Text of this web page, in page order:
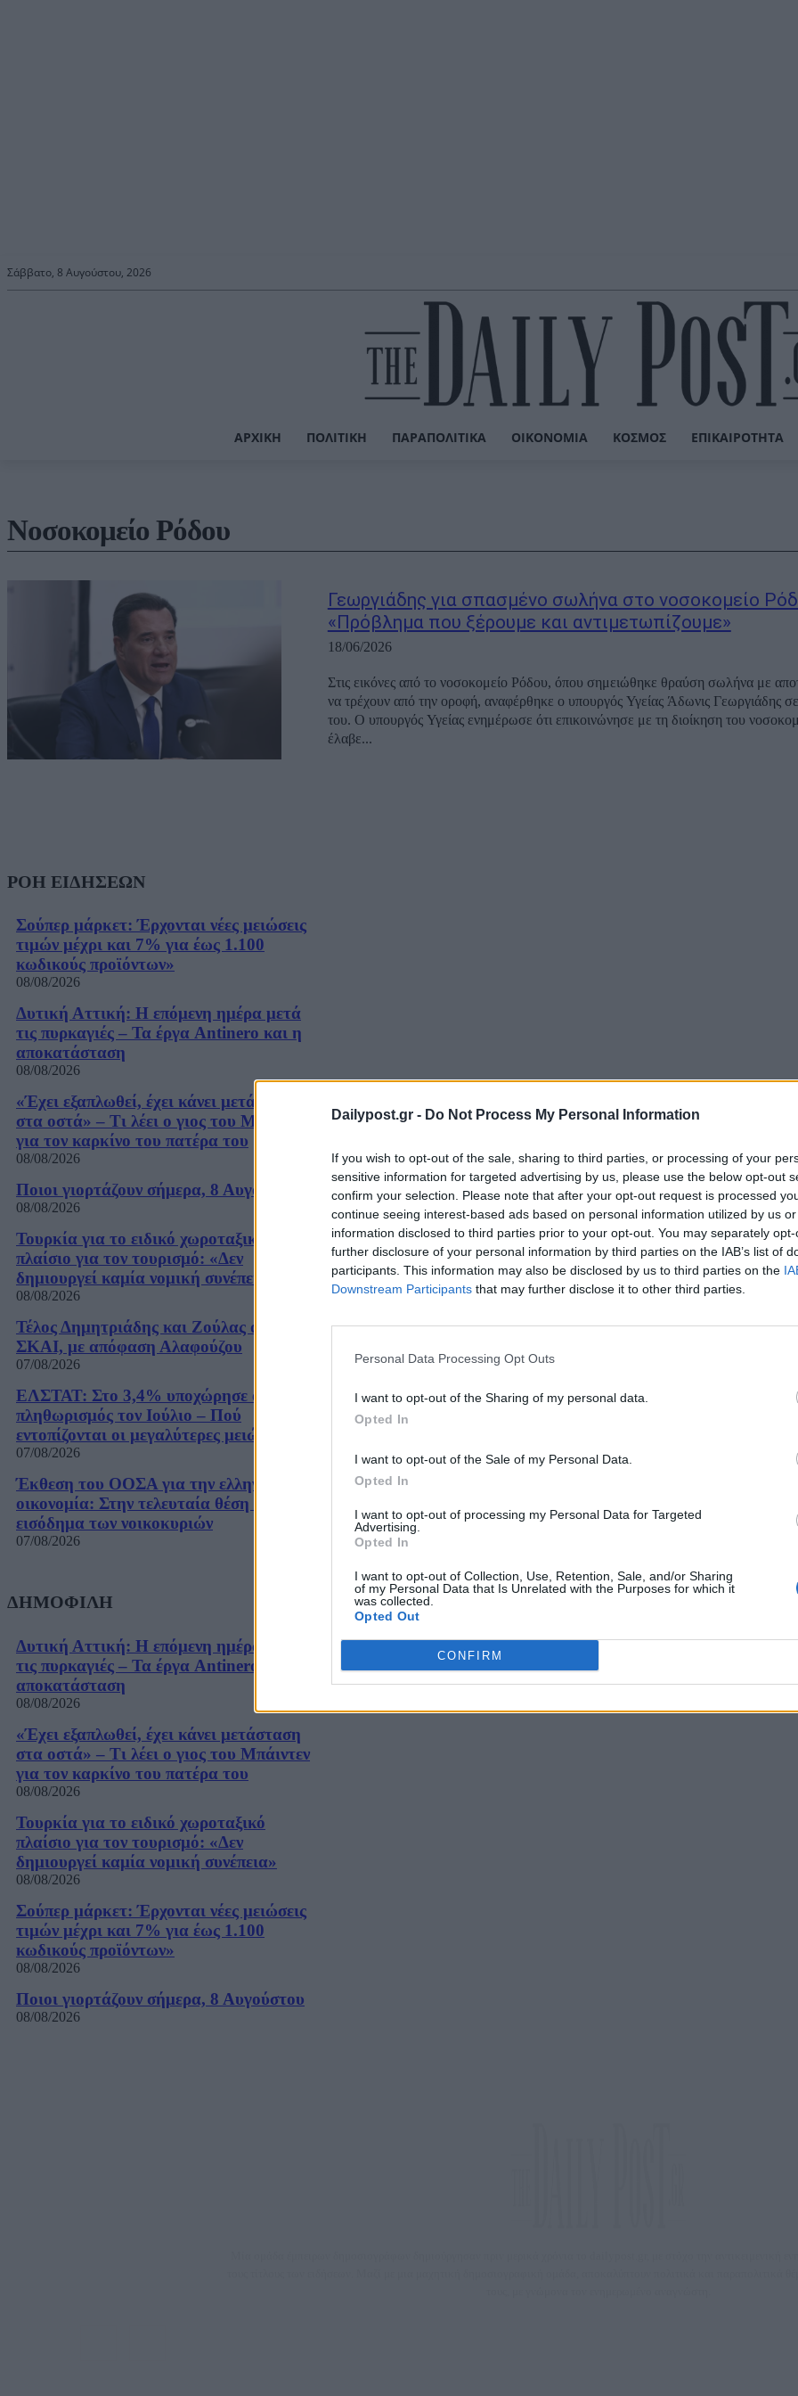
Dailypost.gr - Do Not Process My Personal Information
If you wish to opt-out of the sale, sharing to third parties, or processing of your
sensitive information for targeted advertising by us, please use the below opt-out
confirm your selection. Please note that after your opt-out request is processed
continue seeing interest-based ads based on personal information utilized by us
information disclosed to third parties prior to your opt-out. You may separately
further disclosure of your personal information by third parties on the IAB’s list of
participants. This information may also be disclosed by us to third parties on the
Downstream Participants that may further disclose it to other third parties.
Personal Data Processing Opt Outs
I want to opt-out of the Sharing of my personal data.
Opted In
I want to opt-out of the Sale of my Personal Data.
Opted In
I want to opt-out of processing my Personal Data for Targeted
Advertising.
Opted In
I want to opt-out of Collection, Use, Retention, Sale, and/or Sharing
of my Personal Data that Is Unrelated with the Purposes for which it
was collected.
Opted Out
CONFIRM
Σάββατο, 8 Αυγούστου, 2026
ΑΡΧΙΚΉ ΠΟΛΙΤΙΚΉ ΠΑΡΑΠΟΛΙΤΙΚΆ ΟΙΚΟΝΟΜΊΑ ΚΌΣΜΟΣ ΕΠΙΚΑΙΡΌΤΗΤΑ
Νοσοκομείο Ρόδου
Γεωργιάδης για σπασμένο σωλήνα στο νοσοκομείο
«Πρόβλημα που ξέρουμε και αντιμετωπίζουμε»
18/06/2026
Στις εικόνες από το νοσοκομείο Ρόδου, όπου σημειώθηκε θραύση σωλήνα με
να τρέχουν από την οροφή, αναφέρθηκε ο υπουργός Υγείας Άδωνις Γεωργιάδης
του. Ο υπουργός Υγείας ενημέρωσε ότι επικοινώνησε με τη διοίκηση του
έλαβε...
ΡΟΗ ΕΙΔΗΣΕΩΝ
Σούπερ μάρκετ: Έρχονται νέες μειώσεις
τιμών μέχρι και 7% για έως 1.100
κωδικούς προϊόντων»
08/08/2026
Δυτική Αττική: Η επόμενη ημέρα μετά
τις πυρκαγιές – Τα έργα Antinero και η
αποκατάσταση
08/08/2026
«Έχει εξαπλωθεί, έχει κάνει μετάσταση
στα οστά» – Τι λέει ο γιος του Μπάιντεν
για τον καρκίνο του πατέρα του
08/08/2026
Ποιοι γιορτάζουν σήμερα, 8 Αυγούστου
08/08/2026
Τουρκία για το ειδικό χωροταξικό
πλαίσιο για τον τουρισμό: «Δεν
δημιουργεί καμία νομική συνέπεια»
08/08/2026
Τέλος Δημητριάδης και Ζούλας από τον
ΣΚΑΙ, με απόφαση Αλαφούζου
07/08/2026
ΕΛΣΤΑΤ: Στο 3,4% υποχώρησε ο
πληθωρισμός τον Ιούλιο – Πού
εντοπίζονται οι μεγαλύτερες μειώσεις
07/08/2026
Έκθεση του ΟΟΣΑ για την ελληνική
οικονομία: Στην τελευταία θέση το
εισόδημα των νοικοκυριών
07/08/2026
ΔΗΜΟΦΙΛΗ
Δυτική Αττική: Η επόμενη ημέρα μετά
τις πυρκαγιές – Τα έργα Antinero και η
αποκατάσταση
08/08/2026
«Έχει εξαπλωθεί, έχει κάνει μετάσταση
στα οστά» – Τι λέει ο γιος του Μπάιντεν
για τον καρκίνο του πατέρα του
08/08/2026
Τουρκία για το ειδικό χωροταξικό
πλαίσιο για τον τουρισμό: «Δεν
δημιουργεί καμία νομική συνέπεια»
08/08/2026
Σούπερ μάρκετ: Έρχονται νέες μειώσεις
τιμών μέχρι και 7% για έως 1.100
κωδικούς προϊόντων»
08/08/2026
Ποιοι γιορτάζουν σήμερα, 8 Αυγούστου
08/08/2026